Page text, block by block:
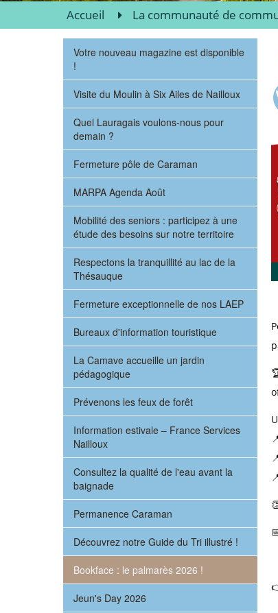
Accueil La communauté de
Votre nouveau magazine est disponible
!
Visite du Moulin à Six Ailes de Nailloux
Quel Lauragais voulons-nous pour
demain ?
Fermeture pôle de Caraman
MARPA Agenda Août
Mobilité des seniors : participez à une
étude des besoins sur notre territoire
Respectons la tranquillité au lac de la
Thésauque
Fermeture exceptionnelle de nos LAEP
Bureaux d'information touristique
La Camave accueille un jardin
pédagogique
Prévenons les feux de forêt
Information estivale – France Services
Nailloux
Consultez la qualité de l'eau avant la
baignade
Permanence Caraman
Découvrez notre Guide du Tri illustré !
Bookface : le palmarès 2026 !
Jeun's Day 2026